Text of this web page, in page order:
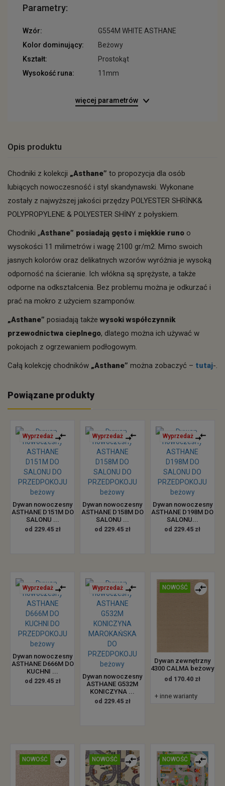
Parametry:
Wzór:
G554M WHITE ASTHANE
Kolor dominujący:
Beżowy
Kształt:
Prostokąt
Wysokość runa:
11mm
więcej parametrów
Opis produktu
Chodniki z kolekcji „Asthane” to propozycja dla osób
lubiących nowoczesność i styl skandynawski. Wykonane
zostały z najwyższej jakości przędzy POLYESTER SHRİNK&
POLYPROPYLENE & POLYESTER SHİNY z połyskiem.
Chodniki „Asthane” posiadają gęsto i miękkie runo o
wysokości 11 milimetrów i wagę 2100 gr/m2. Mimo swoich
jasnych kolorów oraz delikatnych wzorów wyróżnia je wysoką
odporność na ścieranie. Ich włókna są sprężyste, a także
odporne na odkształcenia. Bez problemu można je odkurzać i
prać na mokro z użyciem szamponów.
„Asthane” posiadają także wysoki współczynnik
przewodnictwa cieplnego, dlatego można ich używać w
pokojach z ogrzewaniem podłogowym.
Całą kolekcję chodników „Asthane” można zobaczyć – tutaj-.
Powiązane produkty
Wyprzedaż
Dywan nowoczesny
ASTHANE D151M DO
SALONU ...
od 229.45 zł
Wyprzedaż
Dywan nowoczesny
ASTHANE D158M DO
SALONU ...
od 229.45 zł
Wyprzedaż
Dywan nowoczesny
ASTHANE D198M DO
SALONU...
od 229.45 zł
Wyprzedaż
Dywan nowoczesny
ASTHANE D666M DO
KUCHNI ...
od 229.45 zł
Wyprzedaż
Dywan nowoczesny
ASTHANE G532M
KONICZYNA ...
od 229.45 zł
NOWOŚĆ
Dywan zewnętrzny
4300 CALMA beżowy
od 170.40 zł
+ inne warianty
NOWOŚĆ NOWOŚĆ NOWOŚĆ